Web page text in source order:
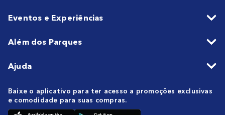
Eventos e Experiências
Além dos Parques
Ajuda
Baixe o aplicativo para ter acesso a promoções exclusivas
e comodidade para suas compras.